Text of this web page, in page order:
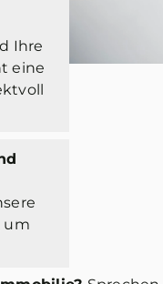
Ihre
eine
um